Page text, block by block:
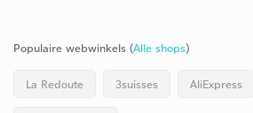
Populaire webwinkels (Alle shops)
La Redoute 3suisses AliExpress